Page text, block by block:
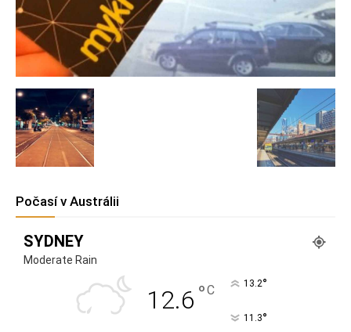
Počasí v Austrálii
SYDNEY
Moderate Rain
12.6 °C 13.2°
11.3°